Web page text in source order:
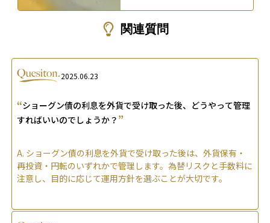
関連質問
2025.06.23
“ショーグン債の利息を外貨で受け取った後、どうやって管理
すればいいのでしょうか？ ”
A. ショーグン債の利息を外貨で受け取った後は、外貨保有・
再投資・円転のいずれかで管理します。為替リスクと手数料に
注意し、目的に応じて運用方針を選ぶことが大切です。